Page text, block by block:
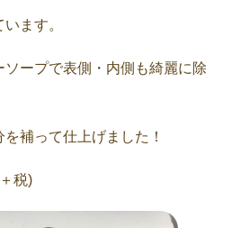
ます。
ープで表側・内側も綺麗に除
補って仕上げました！
税)